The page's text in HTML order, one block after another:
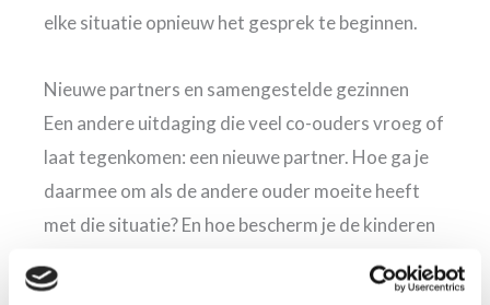
elke situatie opnieuw het gesprek te beginnen.
Nieuwe partners en samengestelde gezinnen
Een andere uitdaging die veel co-ouders vroeg of
laat tegenkomen: een nieuwe partner. Hoe ga je
daarmee om als de andere ouder moeite heeft
met die situatie? En hoe bescherm je de kinderen
samengestelde gezinnen?